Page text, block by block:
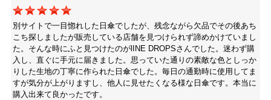
別サイトで一目惚れした日傘でしたが、残念ながら欠品でその後あち
こち探しましたが販売している店舗を見つけられず諦めかけていまし
た。そんな時にふと見つけたのがlINE DROPSさんでした。迷わず購
入し、直ぐに手元に届きました。思っていた通りの素敵な色としっか
りした生地の丁寧に作られた日傘でした。毎日の通勤時に使用してま
すが気分が上がりますし、他人に見せたくなる様な日傘です。本当に
購入出来て良かったです。